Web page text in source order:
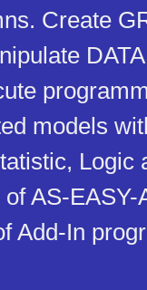
Create
models
Logic
AS-
Add-In